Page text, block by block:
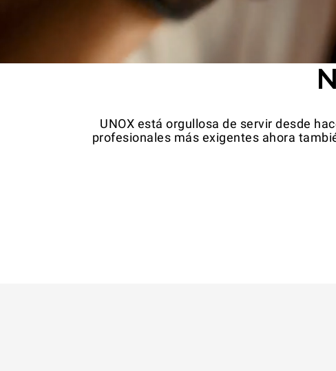
UNOX está orgullosa de servir desde
profesionales más exigentes ahora